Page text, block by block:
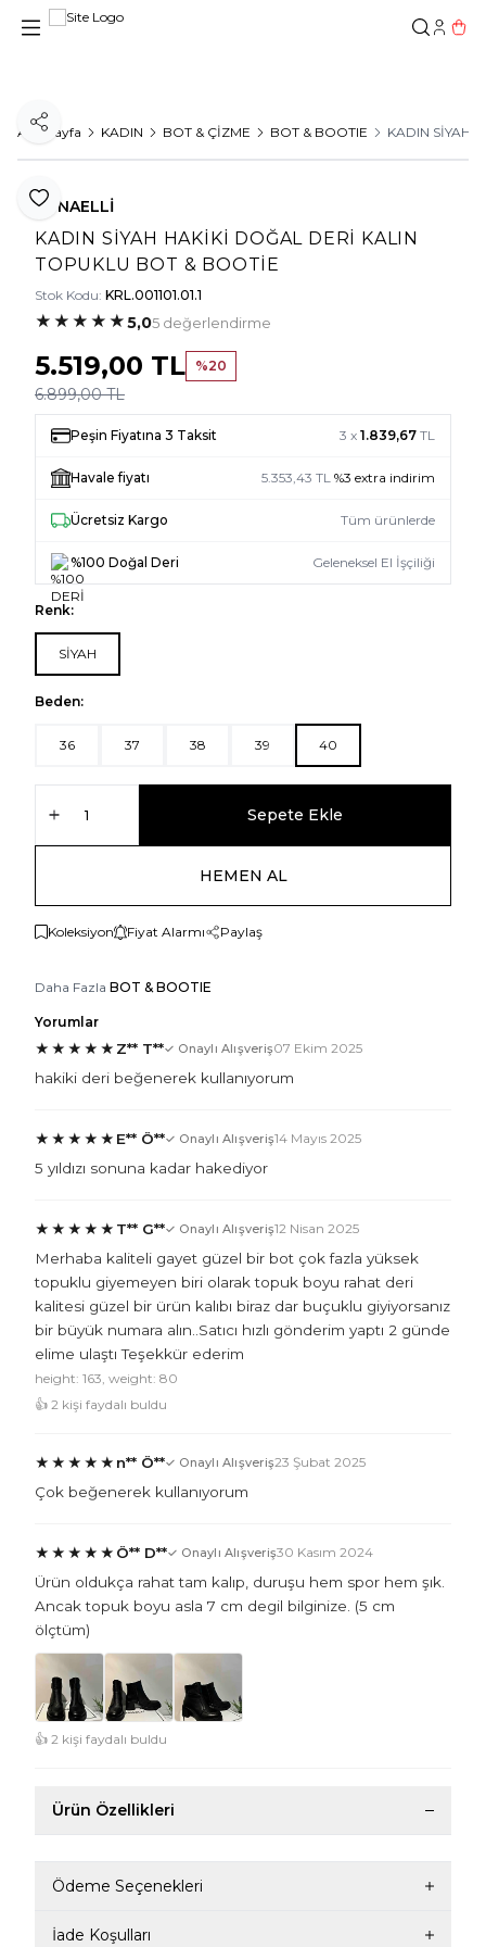
Ana Sayfa KADIN BOT & ÇİZME BOT & BOOTIE KADIN SİYAH
Favoriye Ekle
Paylaş
TUNAELLİ
KADIN SİYAH HAKİKİ DOĞAL DERİ KALIN
TOPUKLU BOT & BOOTİE
Stok Kodu: KRL.001101.01.1
★ ★ ★ ★ ★5,05 değerlendirme
6.899,00TL
5.519,00 TL %20
Peşin Fiyatına 3 Taksit 3 x 1.839,67 TL
Havale fiyatı 5.353,43 TL %3 extra indirim
Ücretsiz Kargo Tüm ürünlerde
%100 Doğal Deri Geleneksel El İşçiliği
Renk:
SİYAH
Beden:
36 37 38 39 40
Sepete Ekle
HEMEN AL
Koleksiyon Fiyat Alarmı Paylaş
Daha Fazla BOT & BOOTIE
Yorumlar
★ ★ ★ ★ ★ Z** T**✓ Onaylı Alışveriş07 Ekim 2025
hakiki deri beğenerek kullanıyorum
★ ★ ★ ★ ★ E** Ö**✓ Onaylı Alışveriş14 Mayıs 2025
5 yıldızı sonuna kadar hakediyor
★ ★ ★ ★ ★ T** G**✓ Onaylı Alışveriş12 Nisan 2025
Merhaba kaliteli gayet güzel bir bot çok fazla yüksek
topuklu giyemeyen biri olarak topuk boyu rahat deri
kalitesi güzel bir ürün kalıbı biraz dar buçuklu giyiyorsanız
bir büyük numara alın..Satıcı hızlı gönderim yaptı 2 günde
elime ulaştı Teşekkür ederim
height: 163, weight: 80
👍 2 kişi faydalı buldu
★ ★ ★ ★ ★ n** Ö**✓ Onaylı Alışveriş23 Şubat 2025
Çok beğenerek kullanıyorum
★ ★ ★ ★ ★ Ö** D**✓ Onaylı Alışveriş30 Kasım 2024
Ürün oldukça rahat tam kalıp, duruşu hem spor hem şık.
Ancak topuk boyu asla 7 cm degil bilginize. (5 cm
ölçtüm)
👍 2 kişi faydalı buldu
Ürün Özellikleri
Ödeme Seçenekleri
İade Koşulları